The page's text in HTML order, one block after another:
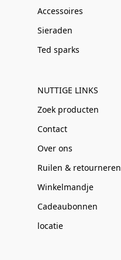
Accessoires
Sieraden
Ted sparks
NUTTIGE LINKS
Zoek producten
Contact
Over ons
Ruilen & retourneren
Winkelmandje
Cadeaubonnen
locatie